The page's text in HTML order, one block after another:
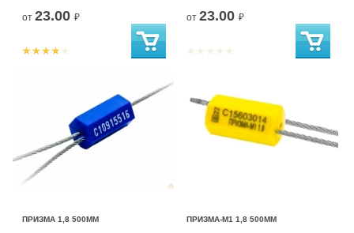
от 23.00 ₽ от 23.00 ₽
ПРИЗМА 1,8 500ММ ПРИЗМА-М1 1,8 500ММ